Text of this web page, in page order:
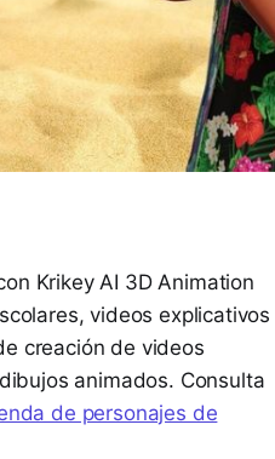
Krikey AI 3D Animation
videos explicativos
creación de videos
animados. Consulta
de personajes de